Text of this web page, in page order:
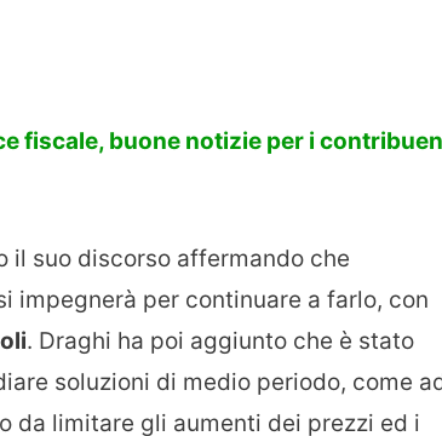
fiscale, buone notizie per i
il suo discorso affermando che
impegnerà per continuare a farlo, con
. Draghi ha poi aggiunto che è stato
soluzioni di medio periodo, come
da limitare gli aumenti dei prezzi ed i